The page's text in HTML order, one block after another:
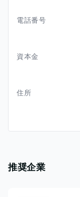
電話番号
資本金
住所
推奨企業